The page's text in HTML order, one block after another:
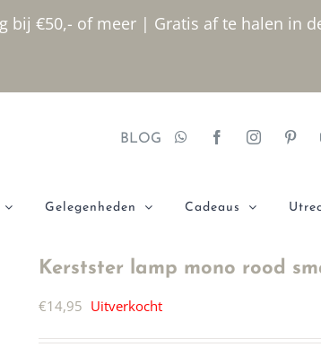
bij €50,- of meer | Gratis af te halen in
BLOG
Gelegenheden Cadeaus
Kerstster lamp mono rood
€14,95 Uitverkocht